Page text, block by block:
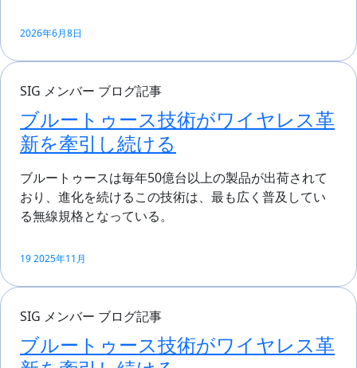
2026年6月8日
SIG メンバー ブログ記事
ブルートゥース技術がワイヤレス革
新を牽引し続ける
ブルートゥースは毎年50億台以上の製品が出荷されて
おり、進化を続けるこの技術は、最も広く普及してい
る無線規格となっている。
19 2025年11月
SIG メンバー ブログ記事
ブルートゥース技術がワイヤレス革